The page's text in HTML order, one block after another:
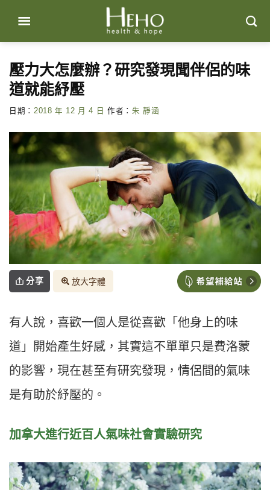
content
壓力大怎麼辦？研究發現聞伴侶的味
道就能紓壓
日期： 2018 年 12 月 4 日 作者： 朱 靜涵
分享 放大字體
有人說，喜歡一個人是從喜歡「他身上的味
道」開始產生好感，其實這不單單只是費洛蒙
的影響，現在甚至有研究發現，情侶間的氣味
是有助於紓壓的。
加拿大進行近百人氣味社會實驗研究